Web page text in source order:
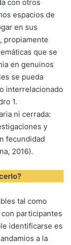
con otros
espacios de
en sus
propiamente
que se
en genuinos
se pueda
interrelacionado
1.
ni cerrada:
y
fecundidad
2016).
tal como
participantes
identificarse es
a la